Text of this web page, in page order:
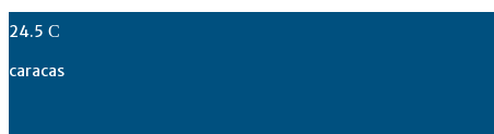
24.5 C
caracas